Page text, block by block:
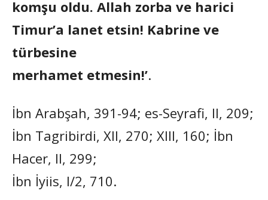
komşu oldu. Allah zorba ve harici
Timur’a lanet etsin! Kabrine ve
türbesine
merhamet etmesin!’.
İbn Arabşah, 391-94; es-Seyrafi, Il, 209;
İbn Tagribirdi, XII, 270; XIII, 160; İbn
Hacer, Il, 299;
İbn İyiis, I/2, 710.